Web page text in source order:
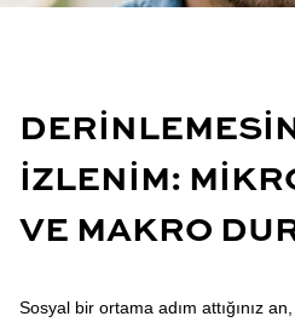
İZLENIM:
VE MAKRO
Sosyal bir ortama adım attığınız